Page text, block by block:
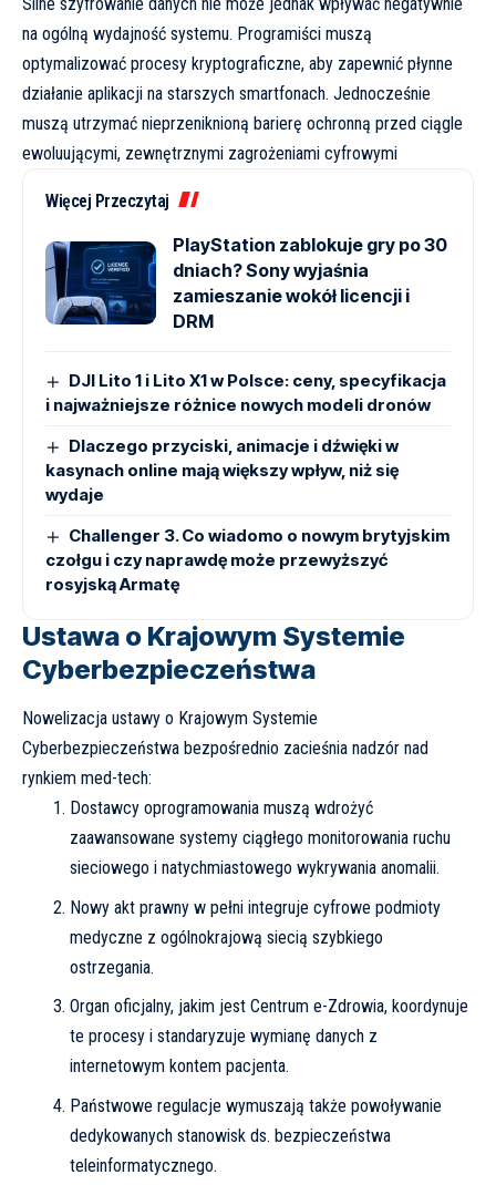
na ogólną wydajność systemu. Programiści muszą
optymalizować procesy kryptograficzne, aby zapewnić płynne
działanie aplikacji na starszych smartfonach. Jednocześnie
muszą utrzymać nieprzeniknioną barierę ochronną przed ciągle
ewoluującymi, zewnętrznymi zagrożeniami cyfrowymi
Więcej Przeczytaj
PlayStation zablokuje gry po 30
dniach? Sony wyjaśnia
zamieszanie wokół licencji i
DRM
DJI Lito 1 i Lito X1 w Polsce: ceny, specyfikacja
i najważniejsze różnice nowych modeli dronów
Dlaczego przyciski, animacje i dźwięki w
kasynach online mają większy wpływ, niż się
wydaje
Challenger 3. Co wiadomo o nowym brytyjskim
czołgu i czy naprawdę może przewyższyć
rosyjską Armatę
Ustawa o Krajowym Systemie
Cyberbezpieczeństwa
Nowelizacja ustawy o Krajowym Systemie
Cyberbezpieczeństwa bezpośrednio zacieśnia nadzór nad
rynkiem med-tech:
Dostawcy oprogramowania muszą wdrożyć
zaawansowane systemy ciągłego monitorowania ruchu
sieciowego i natychmiastowego wykrywania anomalii.
Nowy akt prawny w pełni integruje cyfrowe podmioty
medyczne z ogólnokrajową siecią szybkiego
ostrzegania.
Organ oficjalny, jakim jest Centrum e-Zdrowia, koordynuje
te procesy i standaryzuje wymianę danych z
internetowym kontem pacjenta.
Państwowe regulacje wymuszają także powoływanie
dedykowanych stanowisk ds. bezpieczeństwa
teleinformatycznego.